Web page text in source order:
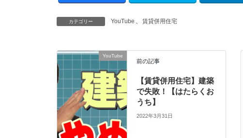
カテゴリー YouTube 、 賃貸併用住宅
YouTube
前の記事
【賃貸併用住宅】建築
で失敗！【はたらくお
うち】
2022年3月31日